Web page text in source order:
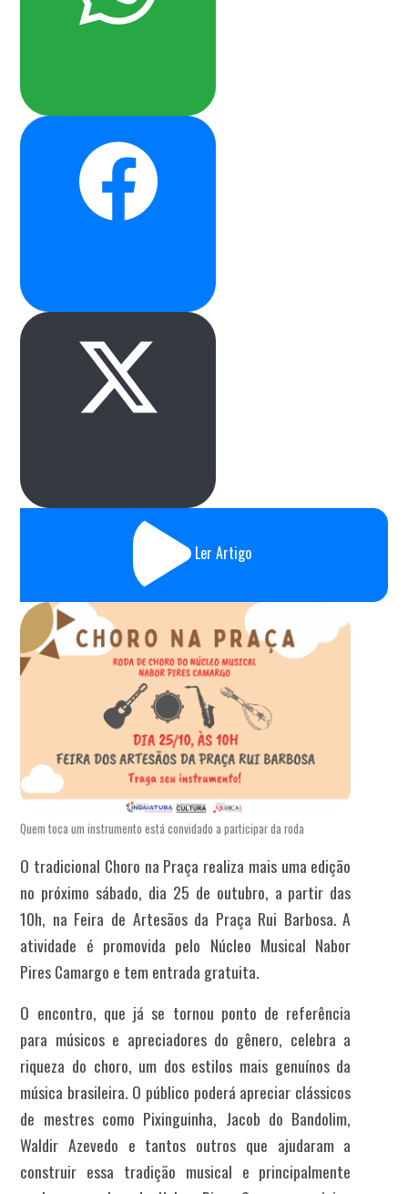
Ler Artigo
Quem toca um instrumento está convidado a participar da roda
O tradicional Choro na Praça realiza mais uma edição
no próximo sábado, dia 25 de outubro, a partir das
10h, na Feira de Artesãos da Praça Rui Barbosa. A
atividade é promovida pelo Núcleo Musical Nabor
Pires Camargo e tem entrada gratuita.
O encontro, que já se tornou ponto de referência
para músicos e apreciadores do gênero, celebra a
riqueza do choro, um dos estilos mais genuínos da
música brasileira. O público poderá apreciar clássicos
de mestres como Pixinguinha, Jacob do Bandolim,
Waldir Azevedo e tantos outros que ajudaram a
construir essa tradição musical e principalmente